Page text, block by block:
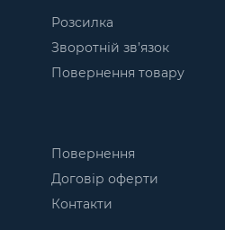
Розсилка
Зворотній зв’язок
Повернення товару
Повернення
Договір оферти
Контакти